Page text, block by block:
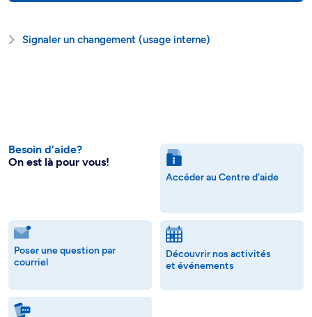
Signaler un changement (usage interne)
Besoin d’aide?
On est là pour vous!
Accéder au Centre d'aide
Poser une question par
courriel
Découvrir nos activités
et événements